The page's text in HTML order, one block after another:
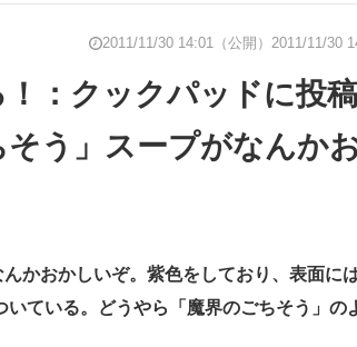
総合サイト IT製品の技術・比較・事例
2011/11/30 14:01（公開） 2011/11/30
：クックパッドに投
う」スープがなんか
かおかしいぞ。紫色をしており、表面に
ている。どうやら「魔界のごちそう」の